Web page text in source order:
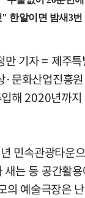
만 기자 = 제주
·문화산업진흥
해 2020년까지
민속관광타운
는 등 공간활
의 예술극장은